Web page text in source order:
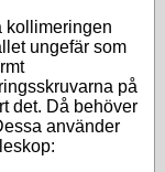
kollimeringen
ungefär som
på
det. Då behöver
använder